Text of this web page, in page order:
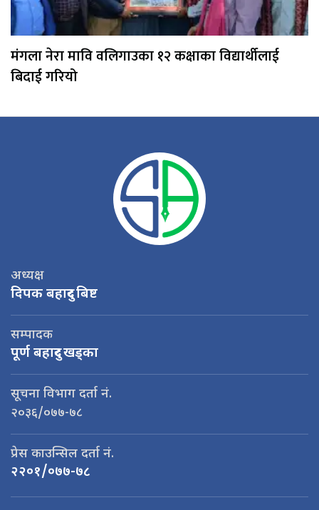
मंगला नेरा मावि वलिगाउका १२ कक्षाका विद्यार्थीलाई
बिदाई गरियो
अध्यक्ष
दिपक बहादुर बिष्ट
सम्पादक
पूर्ण बहादुर खड्का
सूचना विभाग दर्ता नं.
२०३६/०७७-७८
प्रेस काउन्सिल दर्ता नं.
२२०१/०७७-७८